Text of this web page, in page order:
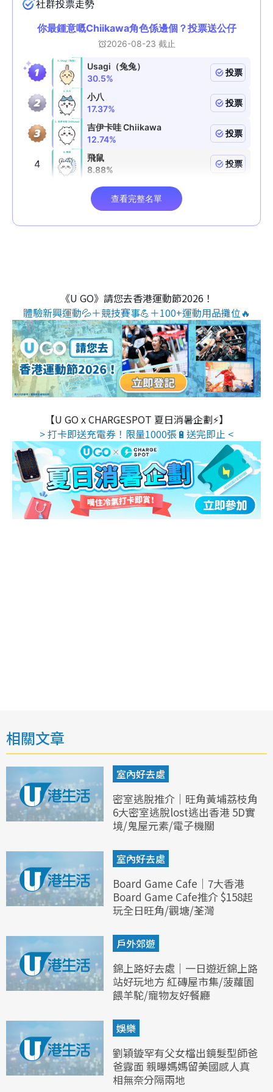
《U GO》請您去香港運動節2026！
體驗新興運動💦＋競技賽事💪＋100+運動用品攤位🔥
【U GO x CHARGESPOT 夏日消暑企劃⚡】
> 打卡即送充電券！限量1000張🔋送完即止 <
相關文章
室內好去處
密室逃脫推介｜旺角黃埔荔枝角
6大密室逃脫lost逃出香港 5D實
境/鬼屋元素/電子機關
室內好去處
Board Game Cafe｜7大香港
Board Game Cafe推介 $158起
玩全日旺角/觀塘/荃灣
戶外郊遊
錦上路好去處｜一日遊近錦上路
站好玩地方 紅磚屋市集/菠蘿園
餵羊駝/寵物友好餐廳
娛樂
劉穎鏇罕有父女檔出鏡髮型師爸
爸露面 親曝媽媽留美國感人真
相無奈分隔兩地